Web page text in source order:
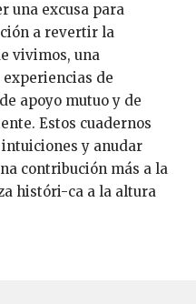
una excusa para
a revertir la
vivimos, una
de
apoyo mutuo y de
Estos cuadernos
y anudar
contribución más a la
históri-ca a la altura